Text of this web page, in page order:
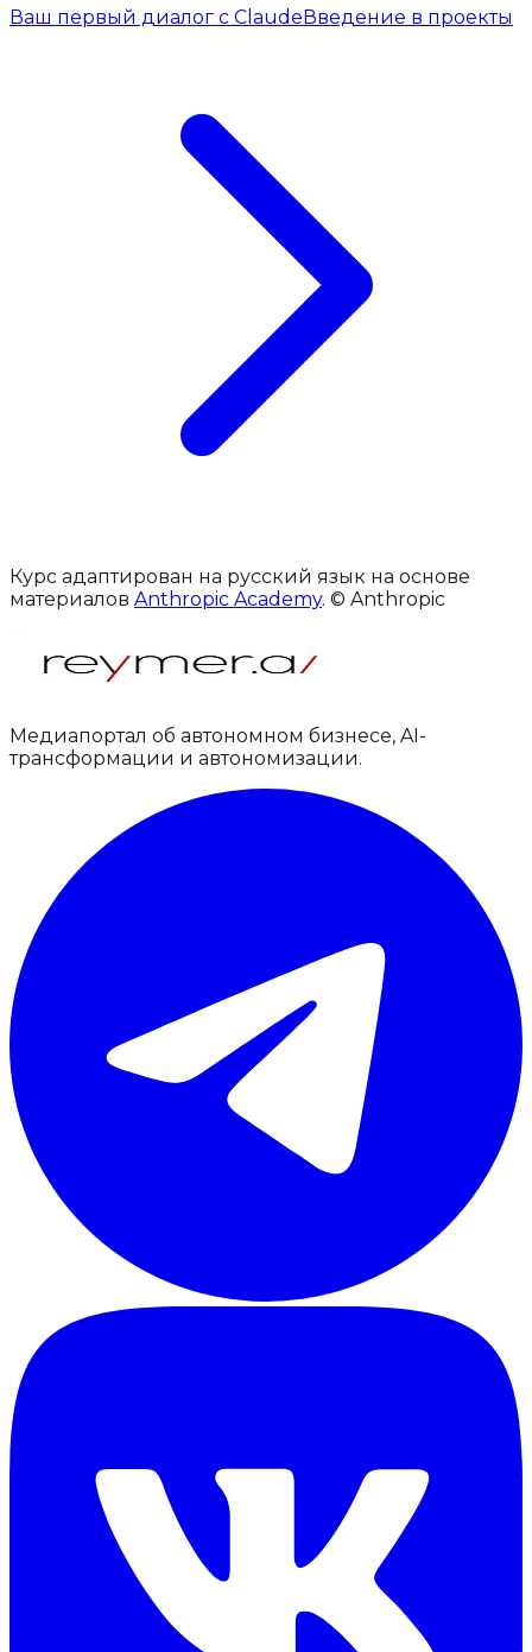
Ваш первый диалог с ClaudeВведение в проекты
Курс адаптирован на русский язык на основе
материалов Anthropic Academy. © Anthropic
Медиапортал об автономном бизнесе, AI-
трансформации и автономизации.